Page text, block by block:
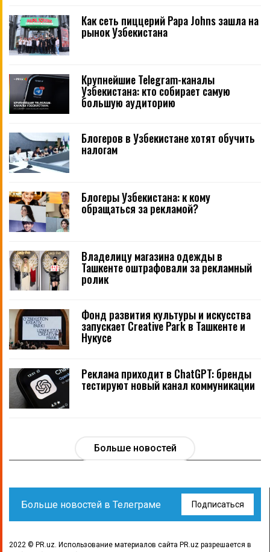
Как сеть пиццерий Papa Johns зашла на
рынок Узбекистана
Крупнейшие Telegram-каналы
Узбекистана: кто собирает самую
большую аудиторию
Блогеров в Узбекистане хотят обучить
налогам
Блогеры Узбекистана: к кому
обращаться за рекламой?
Владелицу магазина одежды в
Ташкенте оштрафовали за рекламный
ролик
Фонд развития культуры и искусства
запускает Creative Park в Ташкенте и
Нукусе
Реклама приходит в ChatGPT: бренды
тестируют новый канал коммуникации
Больше новостей
Больше новостей в Телеграме Подписаться
2022 © PR.uz. Использование материалов сайта PR.uz разрешается в